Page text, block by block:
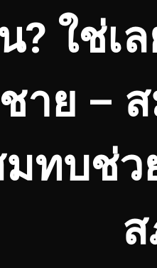
? ใช่เ
าย –
มทบช่